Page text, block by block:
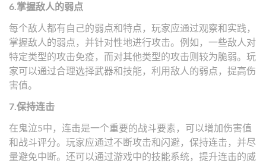
6.掌握敌人的弱点
每个敌人都有自己的弱点和特点，玩家应通过观察和实践，
掌握敌人的弱点，并针对性地进行攻击。例如，一些敌人对
特定类型的攻击免疫，而对其他类型的攻击则较为脆弱。玩
家可以通过合理选择武器和技能，利用敌人的弱点，提高伤
害值。
7.保持连击
在鬼泣5中，连击是一个重要的战斗要素，可以增加伤害值
和战斗评分。玩家应通过不断攻击和闪避，保持连击，并尽
量避免中断。还可以通过游戏中的技能系统，提升连击的威